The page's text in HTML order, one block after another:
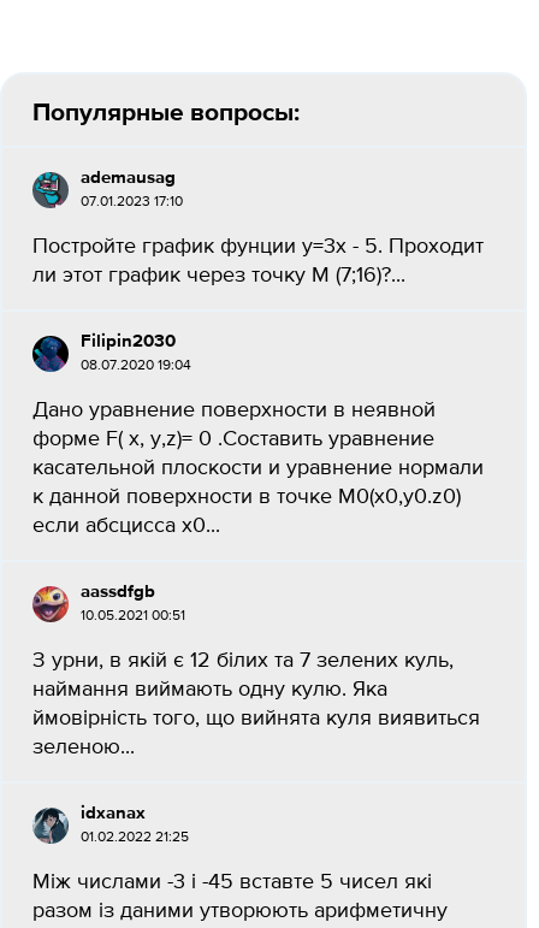
Популярные вопросы:
ademausag
07.01.2023 17:10
Постройте график фунции y=3x - 5. Проходит
ли этот график через точку M (7;16)?...
Filipin2030
08.07.2020 19:04
Дано уравнение поверхности в неявной
форме F( x, y,z)= 0 .Составить уравнение
касательной плоскости и уравнение нормали
к данной поверхности в точке М0(х0,y0.z0)
если абсцисса x0...
aassdfgb
10.05.2021 00:51
З урни, в якій є 12 білих та 7 зелених куль,
наймання виймають одну кулю. Яка
ймовірність того, що вийнята куля виявиться
зеленою...
idxanax
01.02.2022 21:25
Між числами -3 і -45 вставте 5 чисел які
разом із даними утворюють арифметичну